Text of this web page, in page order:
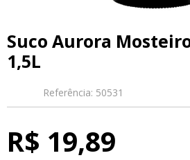
Suco Aurora
1,5L
Referência: 50531
R$ 19,89